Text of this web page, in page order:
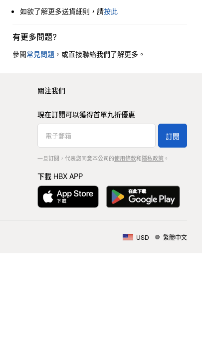
如欲了解更多送貨細則，請按此
有更多問題?
參閱常見問題 ，或直接聯絡我們了解更多。
關注我們
現在訂閱可以獲得首單九折優惠
訂閱
一旦訂閱，代表您同意本公司的使用條款和隱私政策。
下載 HBX APP
USD 繁體中文